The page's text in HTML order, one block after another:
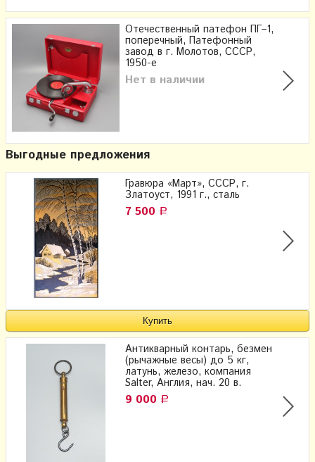
Отечественный патефон ПГ–1,
поперечный, Патефонный
завод в г. Молотов, СССР,
1950-е
Нет в наличии
Выгодные предложения
Гравюра «Март», СССР, г.
Златоуст, 1991 г., сталь
7 500 Р
Антикварный контарь, безмен
(рычажные весы) до 5 кг,
латунь, железо, компания
Salter, Англия, нач. 20 в.
9 000 Р